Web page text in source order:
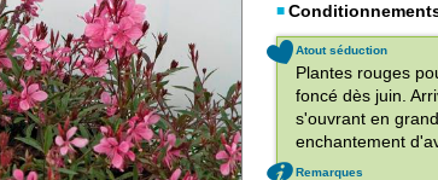
Atout séduction
Plantes rouges
foncé dès juin.
s'ouvrant en
enchantement
Remarques